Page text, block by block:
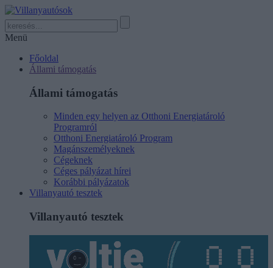
Menü
Főoldal
Állami támogatás
Állami támogatás
Minden egy helyen az Otthoni Energiatároló
Programról
Otthoni Energiatároló Program
Magánszemélyeknek
Cégeknek
Céges pályázat hírei
Korábbi pályázatok
Villanyautó tesztek
Villanyautó tesztek